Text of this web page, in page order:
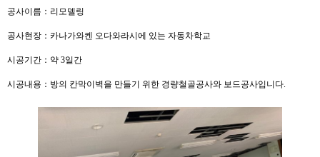
공사이름：리모델링
공사현장：카나가와켄 오다와라시에 있는 자동차학교
시공기간：약 3일간
시공내용：방의 칸막이벽을 만들기 위한 경량철골공사와 보드공사입니다.